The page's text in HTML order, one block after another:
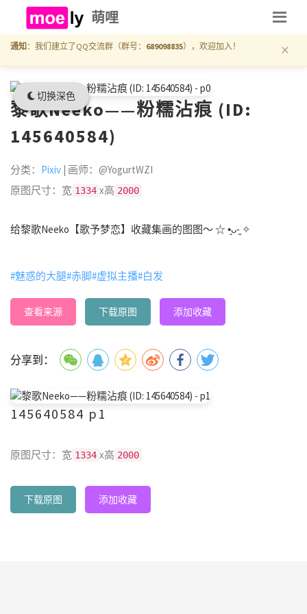
切换深色
萌哩
通知 ：我们建立了QQ交流群（群号： 689098835），欢迎加入！ ×
黎歌Neeko——粉糯沾痕 (ID:
145640584)
分类： Pixiv | 画师：@YogurtWZI
原图尺寸：宽 1334 x高 2000
给黎歌Neeko【歌予梦恋】收藏集画的图图～ ☆ •͈ᴗ⁃͈ ✧
#魅惑的大腿#赤脚#虚拟主播#白发
查看来源 下载原图 添加收藏
分享到：
145640584 p1
原图尺寸：宽 1334 x高 2000
下载原图 添加收藏